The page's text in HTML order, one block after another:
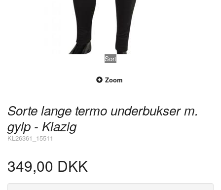
Sort
Zoom
Sorte lange termo underbukser m.
gylp - Klazig
KL26361_15511
349,00 DKK